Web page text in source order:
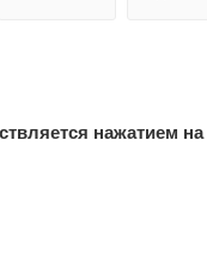
нажатием на